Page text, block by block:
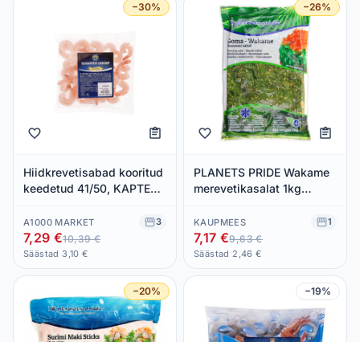
−30%
Hiidkrevetisabad kooritud
keedetud 41/50, KAPTEN
A1000 MARKET 3
7,29 €10,39 €
Säästad 3,10 €
−26%
PLANETS PRIDE Wakame
merevetikasalat 1kg
KAUPMEES 1
7,17 €9,63 €
Säästad 2,46 €
−20% −19%